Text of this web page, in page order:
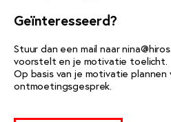
Geïnteresseerd?
Stuur dan een mail naar
voorstelt en je motivatie toelicht.
Op basis van je motivatie
ontmoetingsgesprek.